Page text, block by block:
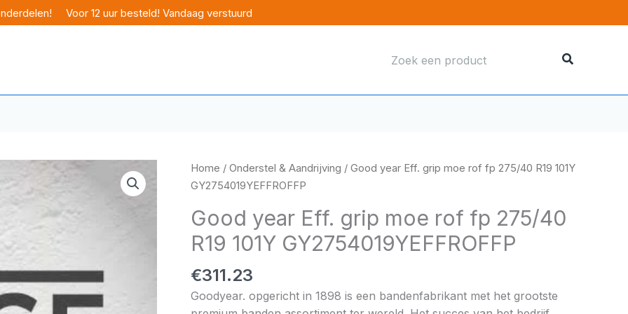
Voor 12 uur besteld! Vandaag verstuurd
naar:
Home / Onderstel & Aandrijving / Good year Eff. grip moe rof fp 275/40 R19 101Y
GY2754019YEFFROFFP
Good year Eff. grip moe rof fp 275/40
R19 101Y GY2754019YEFFROFFP
€311.23
Goodyear. opgericht in 1898 is een bandenfabrikant met het grootste